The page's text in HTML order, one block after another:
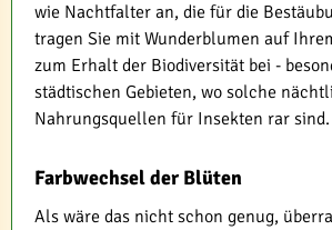
wie Nachtfalter an, die für die
tragen Sie mit Wunderblumen auf
zum Erhalt der Biodiversität bei -
städtischen Gebieten, wo solche
Nahrungsquellen für Insekten rar sind.
Farbwechsel der Blüten
Als wäre das nicht schon genug,